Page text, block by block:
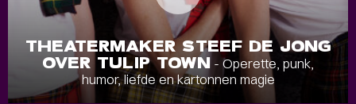
THEATERMAKER STEEF DE JONG
OVER TULIP TOWN - Operette, punk,
humor, liefde en kartonnen magie